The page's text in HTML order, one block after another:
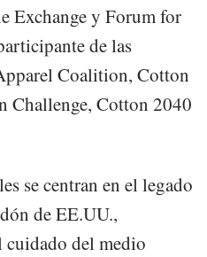
Exchange y Forum for
de las
Coalition, Cotton
Challenge, Cotton 2040
se centran en el legado
de EE.UU.,
cuidado del medio